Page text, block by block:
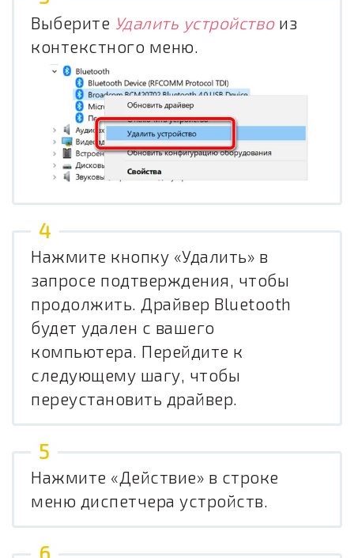
Выберите Удалить устройствоиз
контекстного меню.
Нажмите кнопку «Удалить» в
запросе подтверждения, чтобы
продолжить. Драйвер Bluetooth
будет удален с вашего
компьютера. Перейдите к
следующему шагу, чтобы
переустановить драйвер.
Нажмите «Действие» в строке
меню диспетчера устройств.